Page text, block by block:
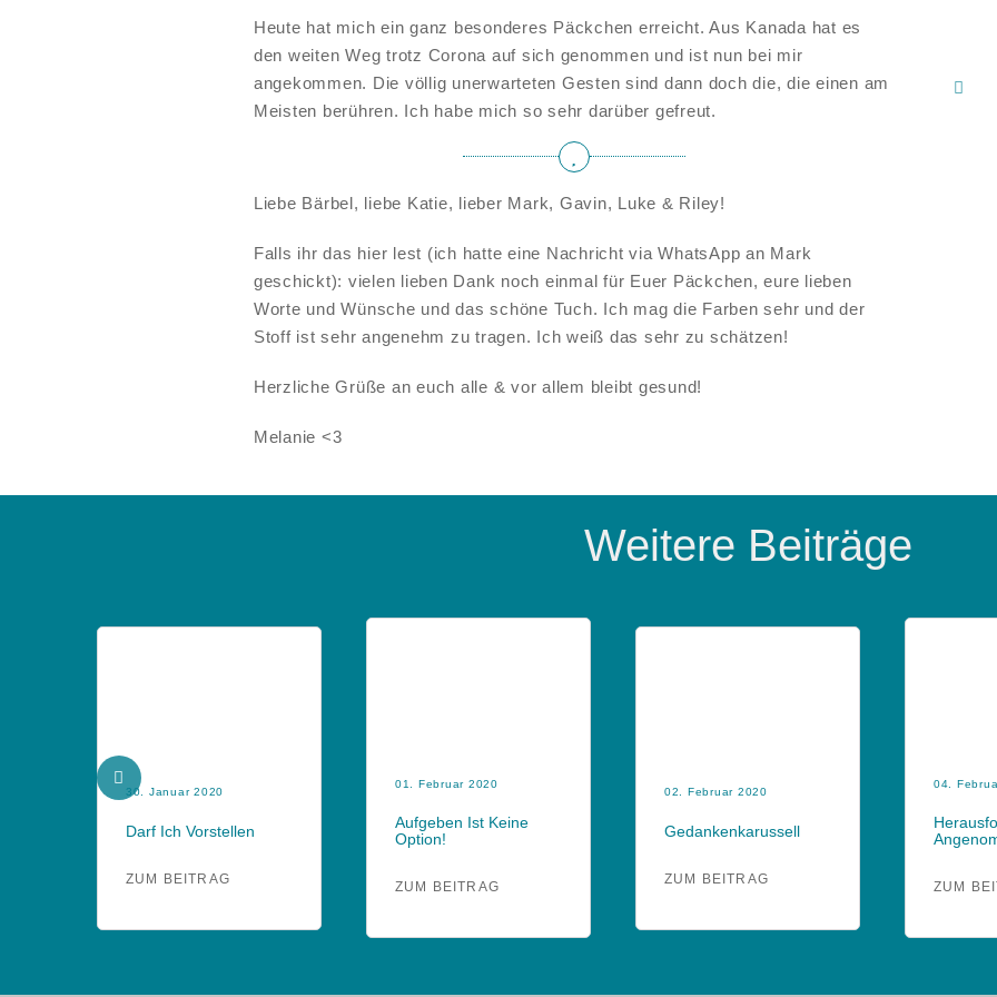
Heute hat mich ein ganz besonderes Päckchen erreicht. Aus Kanada hat es
den weiten Weg trotz Corona auf sich genommen und ist nun bei mir
angekommen. Die völlig unerwarteten Gesten sind dann doch die, die einen am
Meisten berühren. Ich habe mich so sehr darüber gefreut.
Liebe Bärbel, liebe Katie, lieber Mark, Gavin, Luke & Riley!
Falls ihr das hier lest (ich hatte eine Nachricht via WhatsApp an Mark
geschickt): vielen lieben Dank noch einmal für Euer Päckchen, eure lieben
Worte und Wünsche und das schöne Tuch. Ich mag die Farben sehr und der
Stoff ist sehr angenehm zu tragen. Ich weiß das sehr zu schätzen!
Herzliche Grüße an euch alle & vor allem bleibt gesund!
Melanie <3
Weitere Beiträge
30. Januar 2020
Darf Ich Vorstellen
ZUM BEITRAG
01. Februar 2020
Aufgeben Ist Keine
Option!
ZUM BEITRAG
02. Februar 2020
Gedankenkarussell
ZUM BEITRAG
04.
ZUM